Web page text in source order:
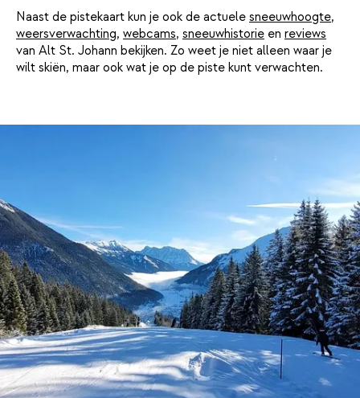
Naast de pistekaart kun je ook de actuele sneeuwhoogte,
weersverwachting, webcams, sneeuwhistorie en reviews
van Alt St. Johann bekijken. Zo weet je niet alleen waar je
wilt skiën, maar ook wat je op de piste kunt verwachten.